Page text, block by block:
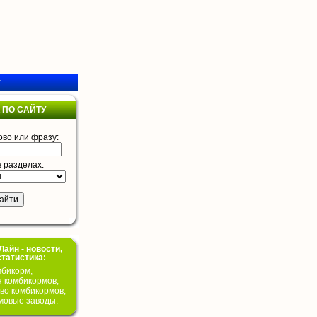
САЙТУ
или фразу:
разделах:
- новости,
комбикормов,
комбикормов,
заводы.